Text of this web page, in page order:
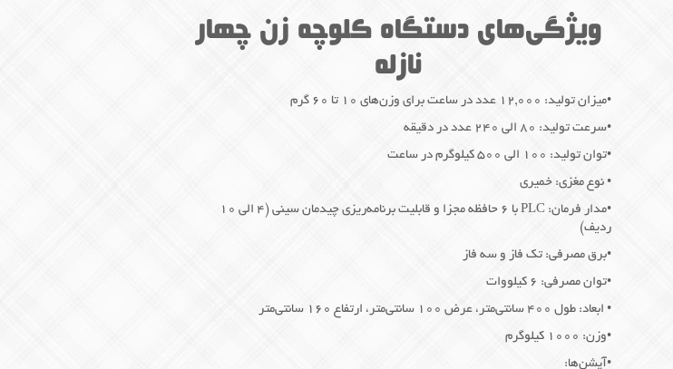
ویژگی‌های دستگاه کلوچه زن چهار
نازله
•میزان تولید: ۱۲,۰۰۰ عدد در ساعت برای وزن‌های ۱۰ تا ۶۰ گرم
•سرعت تولید: ۸۰ الی ۲۴۰ عدد در دقیقه
•توان تولید: ۱۰۰ الی ۵۰۰ کیلوگرم در ساعت
• نوع مغزی: خمیری
•مدار فرمان: PLC با ۶ حافظه مجزا و قابلیت برنامه‌ریزی چیدمان سینی (۴ الی ۱۰
ردیف)
•برق مصرفی: تک فاز و سه فاز
•توان مصرفی: ۶ کیلووات
• ابعاد: طول ۴۰۰ سانتی‌متر، عرض ۱۰۰ سانتی‌متر، ارتفاع ۱۶۰ سانتی‌متر
•وزن: ۱۰۰۰ کیلوگرم
•آپشن‌ها: